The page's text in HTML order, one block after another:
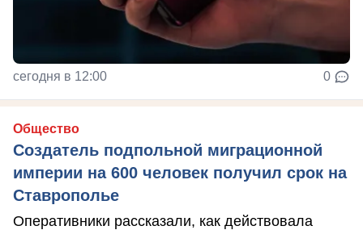
сегодня в 12:00 0
Общество
Создатель подпольной миграционной
империи на 600 человек получил срок на
Ставрополье
Оперативники рассказали, как действовала